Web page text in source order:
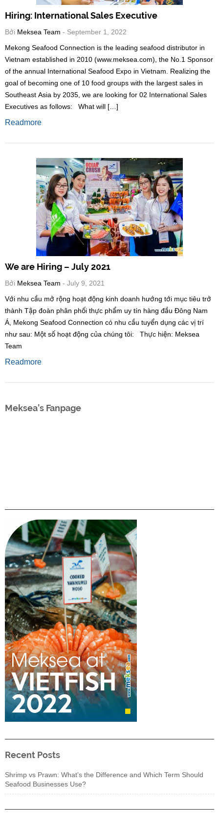
Hiring: International Sales Executive
Bởi Meksea Team - September 1, 2022
Mekong Seafood Connection is the leading seafood distributor in
Vietnam established in 2010 (www.meksea.com), the No.1 Sponsor
of the annual International Seafood Expo in Vietnam. Realizing the
goal of becoming one of 10 food groups with the largest sales in
Southeast Asia by 2035, we are looking for 02 International Sales
Executives as follows: What will […]
Readmore
We are Hiring – July 2021
Bởi Meksea Team - July 9, 2021
Với nhu cầu mở rộng hoạt động kinh doanh hướng tới mục tiêu trở
thành Tập đoàn phân phối thực phẩm uy tín hàng đầu Đông Nam
Á, Mekong Seafood Connection có nhu cầu tuyển dụng các vị trí
như sau: Một số hoạt động của chúng tôi: Thực hiện: Meksea
Team
Readmore
Meksea’s Fanpage
Recent Posts
Shrimp vs Prawn: What’s the Difference and Which Term Should
Seafood Businesses Use?